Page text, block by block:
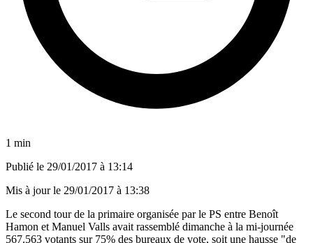
1 min
Publié le 29/01/2017 à 13:14
Mis à jour le 29/01/2017 à 13:38
Le second tour de la primaire organisée par le PS entre Benoît
Hamon et Manuel Valls avait rassemblé dimanche à la mi-journée
567.563 votants sur 75% des bureaux de vote, soit une hausse "de